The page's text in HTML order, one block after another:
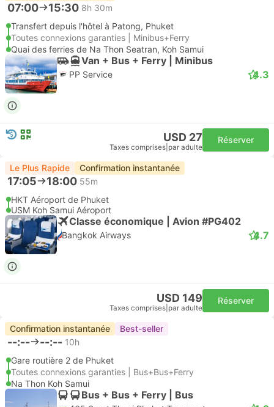
07:00 15:30 8h 30m
Transfert depuis l'hôtel à Patong, Phuket
Toutes connexions garanties | Minibus+Ferry
Quai des ferries de Na Thon Seatran, Koh Samui
Van + Bus + Ferry | Minibus
PP Service 4.3
USD 27
Taxes comprises par adulte
Réserver
Le Plus Rapide Confirmation instantanée
17:05 18:00 55m
HKT Aéroport de Phuket
USM Koh Samui Aéroport
Classe économique | Avion #PG402
Bangkok Airways 4.7
USD 149
Taxes comprises par adulte
Réserver
Confirmation instantanée Best-seller
--:-- --:-- 10h
Gare routière 2 de Phuket
Toutes connexions garanties | Bus+Bus+Ferry
Na Thon Koh Samui
Bus + Bus + Ferry | Bus